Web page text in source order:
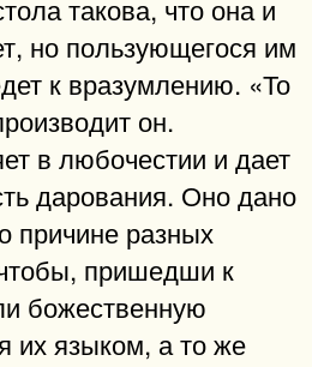
такова, что она и
но пользующегося им
к вразумлению. «То
он.
в любочестии и дает
дарования. Оно дано
причине разных
пришедши к
божественную
их языком, а то же